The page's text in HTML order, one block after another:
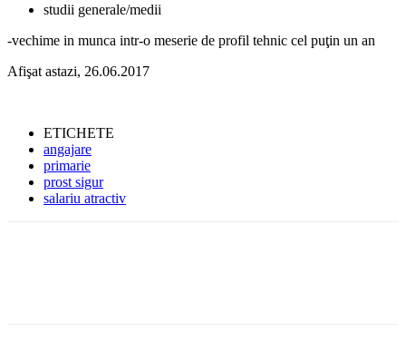
studii generale/medii
-vechime in munca intr-o meserie de profil tehnic cel puţin un an
Afişat astazi, 26.06.2017
ETICHETE
angajare
primarie
prost sigur
salariu atractiv